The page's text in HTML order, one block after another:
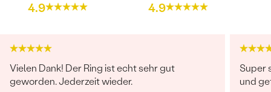
4.9 4.9
Vielen Dank! Der Ring ist echt sehr gut
geworden. Jederzeit wieder.
Super
und